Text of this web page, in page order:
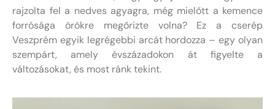
rajzolta fel a nedves agyagra, még mielőtt a kemence
forrósága örökre megőrizte volna? Ez a cserép
Veszprém egyik legrégebbi arcát hordozza – egy olyan
szempárt, amely évszázadokon át figyelte a
változásokat, és most ránk tekint.